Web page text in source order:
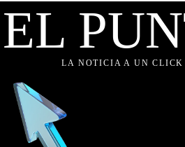
EL
LA NOTICIA A UN